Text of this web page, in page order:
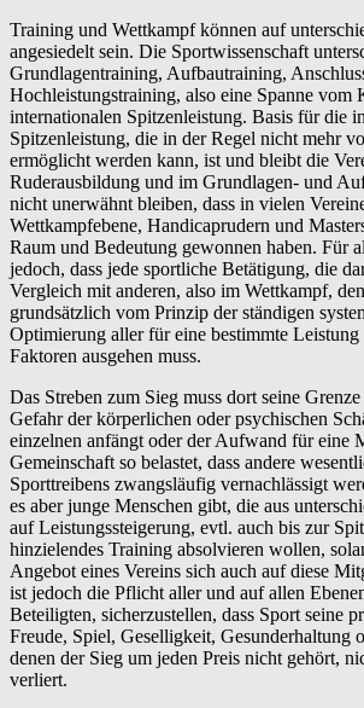
Training und Wettkampf können auf
angesiedelt sein. Die Sportwissenschaft
Grundlagentraining, Aufbautraining,
Hochleistungstraining, also eine Spanne vom
internationalen Spitzenleistung. Basis für die
Spitzenleistung, die in der Regel nicht mehr
ermöglicht werden kann, ist und bleibt die
Ruderausbildung und im Grundlagen- und
nicht unerwähnt bleiben, dass in vielen
Wettkampfebene, Handicaprudern und
Raum und Bedeutung gewonnen haben. Für
jedoch, dass jede sportliche Betätigung, die
Vergleich mit anderen, also im Wettkampf,
grundsätzlich vom Prinzip der ständigen
Optimierung aller für eine bestimmte
Faktoren ausgehen muss.
Das Streben zum Sieg muss dort seine
Gefahr der körperlichen oder psychischen
einzelnen anfängt oder der Aufwand für eine
Gemeinschaft so belastet, dass andere
Sporttreibens zwangsläufig vernachlässigt
es aber junge Menschen gibt, die aus
auf Leistungssteigerung, evtl. auch bis zur
hinzielendes Training absolvieren wollen,
Angebot eines Vereins sich auch auf diese
ist jedoch die Pflicht aller und auf allen
Beteiligten, sicherzustellen, dass Sport seine
Freude, Spiel, Geselligkeit, Gesunderhaltung
denen der Sieg um jeden Preis nicht gehört,
verliert.